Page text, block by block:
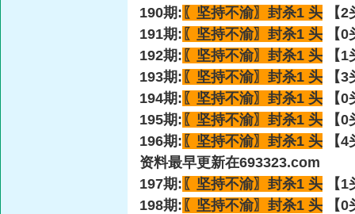
190期: 〖坚持不渝〗 封杀1 头 【2
191期: 〖坚持不渝〗 封杀1 头 【0
192期: 〖坚持不渝〗 封杀1 头 【1
193期: 〖坚持不渝〗 封杀1 头 【3
194期: 〖坚持不渝〗 封杀1 头 【0
195期: 〖坚持不渝〗 封杀1 头 【0
196期: 〖坚持不渝〗 封杀1 头 【4
资料最早更新在693323.com
197期: 〖坚持不渝〗 封杀1 头 【1
198期: 〖坚持不渝〗 封杀1 头 【0